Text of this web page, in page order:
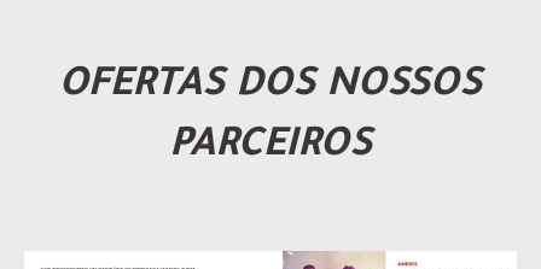
OFERTAS DOS NOSSOS
PARCEIROS